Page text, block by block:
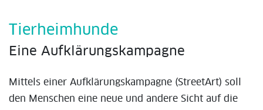
Tierheimhunde
Eine Aufklärungskampagne
Mittels einer Aufklärungskampagne (StreetArt) soll
den Menschen eine neue und andere Sicht auf die